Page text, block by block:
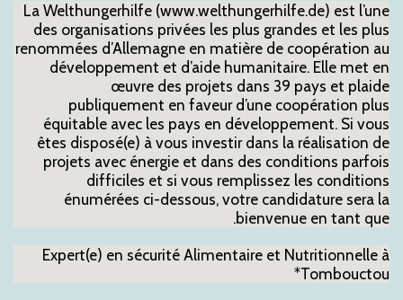
La Welthungerhilfe (www.welthungerhilfe.de) est l’une
des organisations privées les plus grandes et les plus
renommées d’Allemagne en matière de coopération au
développement et d’aide humanitaire. Elle met en
œuvre des projets dans 39 pays et plaide
publiquement en faveur d’une coopération plus
équitable avec les pays en développement. Si vous
êtes disposé(e) à vous investir dans la réalisation de
projets avec énergie et dans des conditions parfois
difficiles et si vous remplissez les conditions
énumérées ci-dessous, votre candidature sera la
bienvenue en tant que.
Expert(e) en sécurité Alimentaire et Nutritionnelle à
Tombouctou*